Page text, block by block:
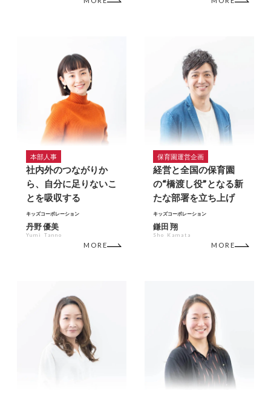
本部人事
社内外のつながりか
ら、自分に足りないこ
とを吸収する
キッズコーポレーション
丹野 優美
Yumi Tanno
MORE
保育園運営企画
経営と全国の保育園
の“橋渡し役”となる新
たな部署を立ち上げ
キッズコーポレーション
鎌田 翔
Sho Kamata
MORE